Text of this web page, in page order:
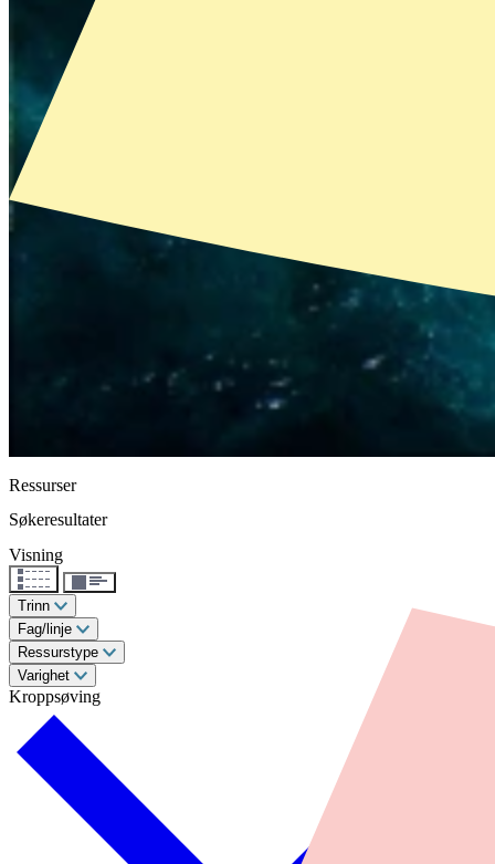
Ressurser
Søkeresultater
Visning
Trinn
Fag/linje
Ressurstype
Varighet
Kroppsøving